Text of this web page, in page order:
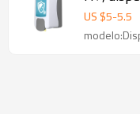
US $5-5.5